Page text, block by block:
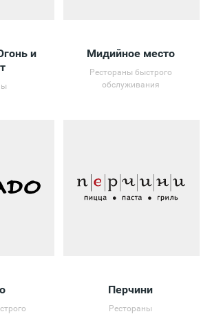
и
Мидийное место
Рестораны быстрого
обслуживания
Перчини
Рестораны